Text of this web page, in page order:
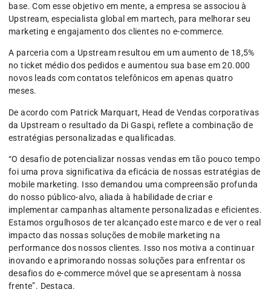
base. Com esse objetivo em mente, a empresa se associou à
Upstream, especialista global em martech, para melhorar seu
marketing e engajamento dos clientes no e-commerce.
A parceria com a Upstream resultou em um aumento de 18,5%
no ticket médio dos pedidos e aumentou sua base em 20.000
novos leads com contatos telefônicos em apenas quatro
meses.
De acordo com Patrick Marquart, Head de Vendas corporativas
da Upstream o resultado da Di Gaspi, reflete a combinação de
estratégias personalizadas e qualificadas.
“O desafio de potencializar nossas vendas em tão pouco tempo
foi uma prova significativa da eficácia de nossas estratégias de
mobile marketing. Isso demandou uma compreensão profunda
do nosso público-alvo, aliada à habilidade de criar e
implementar campanhas altamente personalizadas e eficientes.
Estamos orgulhosos de ter alcançado este marco e de ver o real
impacto das nossas soluções de mobile marketing na
performance dos nossos clientes. Isso nos motiva a continuar
inovando e aprimorando nossas soluções para enfrentar os
desafios do e-commerce móvel que se apresentam à nossa
frente”. Destaca.